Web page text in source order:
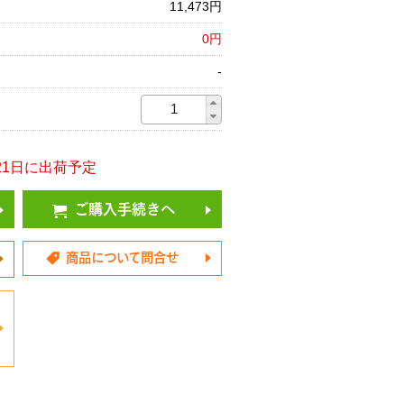
11,473円
0円
-
日に出荷予定
ご購入手続きへ
商品について問合せ